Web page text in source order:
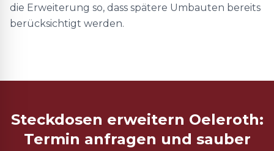
die Erweiterung so, dass spätere Umbauten bereits
berücksichtigt werden.
Steckdosen erweitern Oeleroth:
Termin anfragen und sauber